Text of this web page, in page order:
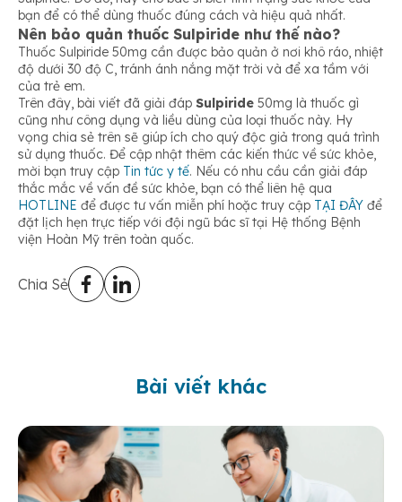
bạn để có thể dùng thuốc đúng cách và hiệu quả nhất.
Nên bảo quản thuốc Sulpiride như thế nào?
Thuốc Sulpiride 50mg cần được bảo quản ở nơi khô ráo, nhiệt
độ dưới 30 độ C, tránh ánh nắng mặt trời và để xa tầm với
của trẻ em.
Trên đây, bài viết đã giải đáp Sulpiride 50mg là thuốc gì
cũng như công dụng và liều dùng của loại thuốc này. Hy
vọng chia sẻ trên sẽ giúp ích cho quý độc giả trong quá trình
sử dụng thuốc. Để cập nhật thêm các kiến thức về sức khỏe,
mời bạn truy cập Tin tức y tế. Nếu có nhu cầu cần giải đáp
thắc mắc về vấn đề sức khỏe, bạn có thể liên hệ qua
HOTLINE để được tư vấn miễn phí hoặc truy cập TẠI ĐÂY để
đặt lịch hẹn trực tiếp với đội ngũ bác sĩ tại Hệ thống Bệnh
viện Hoàn Mỹ trên toàn quốc.
Chia Sẻ
Bài viết khác